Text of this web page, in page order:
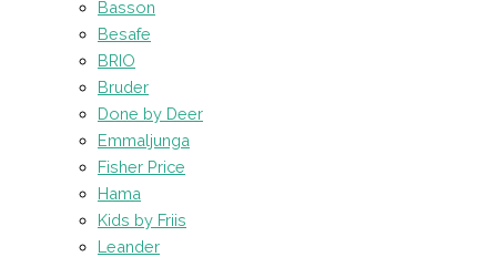
Basson
Besafe
BRIO
Bruder
Done by Deer
Emmaljunga
Fisher Price
Hama
Kids by Friis
Leander